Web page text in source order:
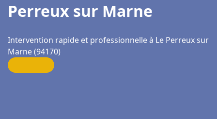
Perreux sur Marne
Intervention rapide et professionnelle à Le Perreux sur
Marne (94170)